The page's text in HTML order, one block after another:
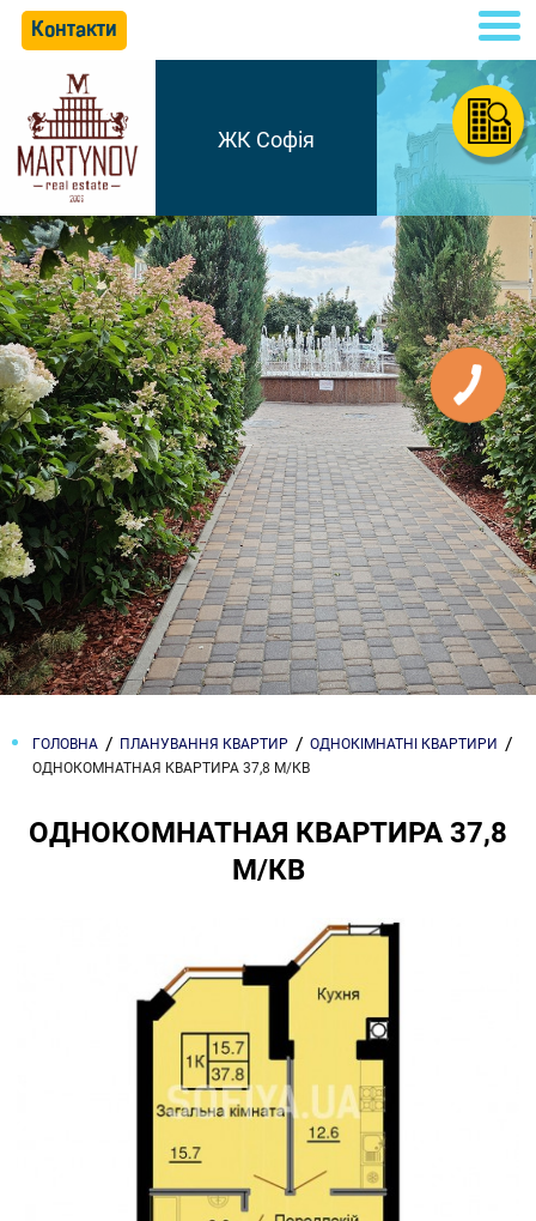
Контакти
ЖК Софія
ГОЛОВНА ПЛАНУВАННЯ КВАРТИР
ОДНОКІМНАТНІ КВАРТИРИ
ОДНОКОМНАТНАЯ КВАРТИРА 37,8 М/КВ
ОДНОКОМНАТНАЯ КВАРТИРА 37,8
М/КВ